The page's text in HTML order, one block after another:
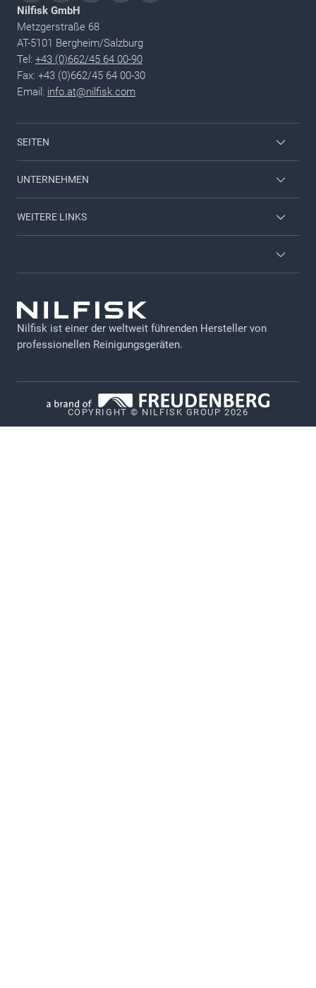
Nilfisk GmbH
Metzgerstraße 68
AT-5101 Bergheim/Salzburg
Tel: +43 (0)662/45 64 00-90
Fax: +43 (0)662/45 64 00-30
Email: info.at@nilfisk.com
SEITEN
Nilfisk Consumer
Viper
UNTERNEHMEN
Über uns
WEITERE LINKS
Karriere-Seite
Nilfisk Hauptkatalog
Nilfisk Händler werden
GDPR
Impressum
Cookie-Richtlinie
Nilfisk ist einer der weltweit führenden Hersteller von
professionellen Reinigungsgeräten.
COPYRIGHT © NILFISK GROUP 2026